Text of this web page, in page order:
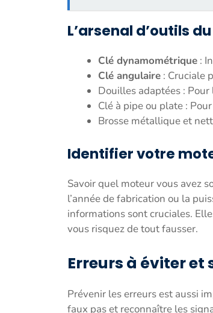
L’arsenal d’outils
Clé dynamométrique :
Clé angulaire : Cruciale
Douilles adaptées : Pour
Clé à pipe ou plate :
Brosse métallique et
Identifier votre
Savoir quel moteur vous avez
l’année de fabrication ou la
informations sont cruciales.
vous risquez de tout fausser.
Erreurs à éviter
Prévenir les erreurs est aussi
faux pas et reconnaître les